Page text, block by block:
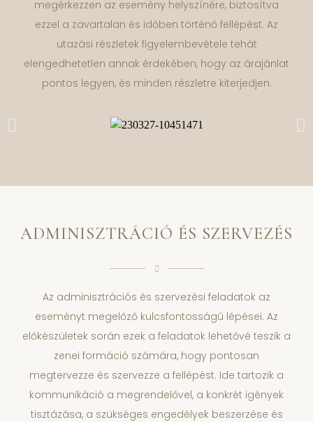
megérkezzen az esemény helyszínére, biztosítva
ezzel a zavartalan és időben történő fellépést. Az
utazási részletek figyelembevétele tehát
elengedhetetlen annak érdekében, hogy az árajánlat
pontos legyen, és minden részletre kiterjedjen.
ADMINISZTRÁCIÓ ÉS SZERVEZÉS
Az adminisztrációs és szervezési feladatok az
eseményt megelőző kulcsfontosságú lépései. Az
előkészületek során ezek a feladatok lehetővé teszik a
zenei formáció számára, hogy pontosan
megtervezze és szervezze a fellépést. Ide tartozik a
kommunikáció a megrendelővel, a konkrét igények
tisztázása, a szükséges engedélyek beszerzése és